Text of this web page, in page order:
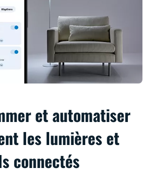
et automatiser
les lumières et
connectés